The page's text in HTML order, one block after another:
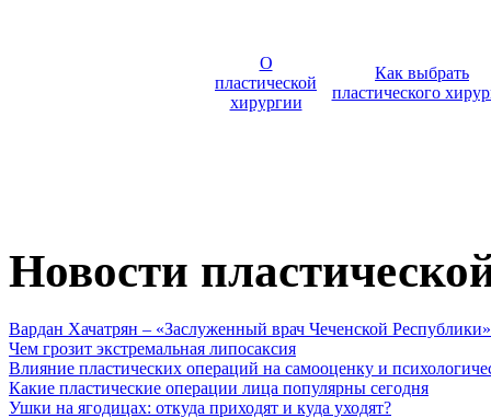
О
пластической
хирургии
Как выбрать
пластического
Новости
Вардан Хачатрян – «Заслуженный врач Чеченской Республики»
Чем грозит экстремальная липосаксия
Влияние пластических операций на самооценку и
Какие пластические операции лица популярны сегодня
Ушки на ягодицах: откуда приходят и куда уходят?